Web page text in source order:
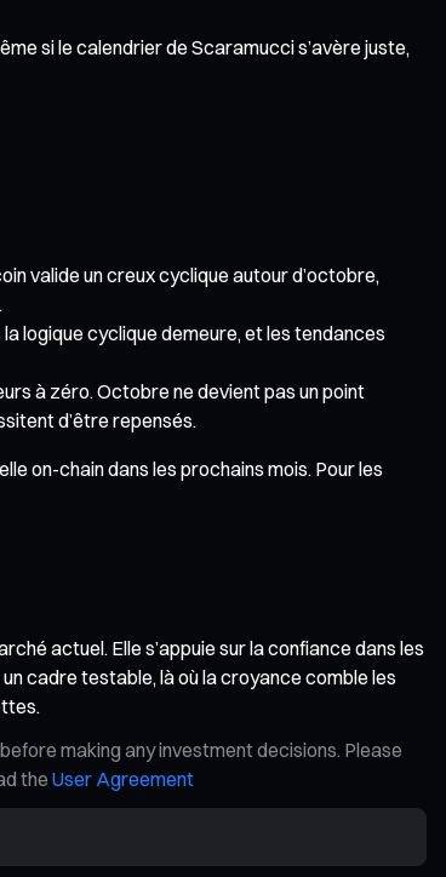
si le calendrier de Scaramucci s’avère juste,
valide un creux cyclique autour d’octobre,
logique cyclique demeure, et les tendances
à zéro. Octobre ne devient pas un point
d’être repensés.
on-chain dans les prochains mois. Pour les
actuel. Elle s’appuie sur la confiance dans les
cadre testable, là où la croyance comble les
making any investment decisions. Please
the User Agreement